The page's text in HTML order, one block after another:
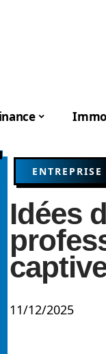
Immo
ENTREPRISE
Idées
11/12/2025